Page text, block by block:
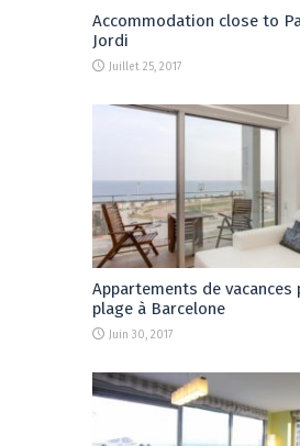
Accommodation close to
Jordi
Juillet 25, 2017
Appartements de vacances
plage à Barcelone
Juin 30, 2017